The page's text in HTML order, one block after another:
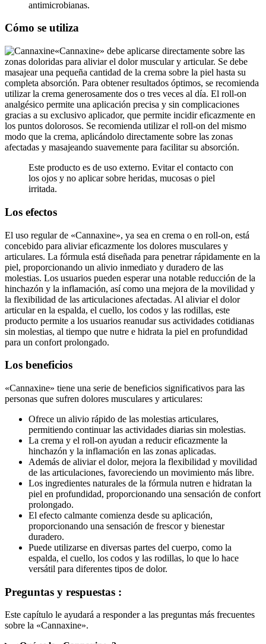
zonas doloridas para aliviar el dolor muscular y articular. Se debe
masajear una pequeña cantidad de la crema sobre la piel hasta su
completa absorción. Para obtener resultados óptimos, se recomienda
utilizar la crema generosamente dos o tres veces al día. El roll-on
analgésico permite una aplicación precisa y sin complicaciones
gracias a su exclusivo aplicador, que permite incidir eficazmente en
los puntos dolorosos. Se recomienda utilizar el roll-on del mismo
modo que la crema, aplicándolo directamente sobre las zonas
afectadas y masajeando suavemente para facilitar su absorción.
los ojos y no aplicar sobre heridas, mucosas o piel
irritada.
concebido para aliviar eficazmente los dolores musculares y
articulares. La fórmula está diseñada para penetrar rápidamente en la
piel, proporcionando un alivio inmediato y duradero de las
molestias. Los usuarios pueden esperar una notable reducción de la
hinchazón y la inflamación, así como una mejora de la movilidad y
la flexibilidad de las articulaciones afectadas. Al aliviar el dolor
articular en la espalda, el cuello, los codos y las rodillas, este
producto permite a los usuarios reanudar sus actividades cotidianas
sin molestias, al tiempo que nutre e hidrata la piel en profundidad
para un confort prolongado.
personas que sufren dolores musculares y articulares:
permitiendo continuar las actividades diarias sin molestias.
La crema y el roll-on ayudan a reducir eficazmente la
hinchazón y la inflamación en las zonas aplicadas.
Además de aliviar el dolor, mejora la flexibilidad y movilidad
de las articulaciones, favoreciendo un movimiento más libre.
Los ingredientes naturales de la fórmula nutren e hidratan la
piel en profundidad, proporcionando una sensación de confort
prolongado.
El efecto calmante comienza desde su aplicación,
proporcionando una sensación de frescor y bienestar
duradero.
Puede utilizarse en diversas partes del cuerpo, como la
espalda, el cuello, los codos y las rodillas, lo que lo hace
versátil para diferentes tipos de dolor.
sobre la «Cannaxine».